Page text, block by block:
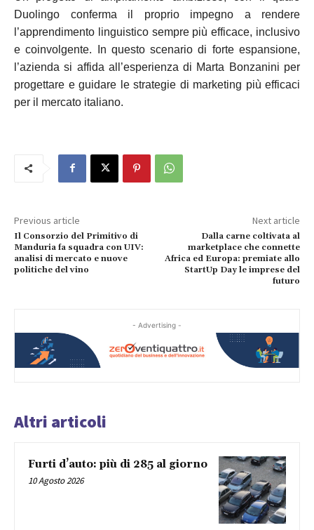
Duolingo conferma il proprio impegno a rendere
l’apprendimento linguistico sempre più efficace, inclusivo
e coinvolgente. In questo scenario di forte espansione,
l’azienda si affida all’esperienza di Marta Bonzanini per
progettare e guidare le strategie di marketing più efficaci
per il mercato italiano.
Previous article
Il Consorzio del Primitivo di
Manduria fa squadra con UIV:
analisi di mercato e nuove
politiche del vino
Next article
Dalla carne coltivata al
marketplace che connette
Africa ed Europa: premiate allo
StartUp Day le imprese del
futuro
- Advertising -
Altri articoli
Furti d’auto: più di 285 al giorno
10 Agosto 2026